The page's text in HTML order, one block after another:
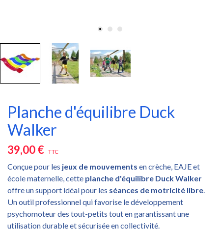
Planche d'équilibre Duck
Walker
39,00 € TTC
Conçue pour les jeux de mouvements en crèche, EAJE et
école maternelle, cette planche d'équilibre Duck Walker
offre un support idéal pour les séances de motricité libre.
Un outil professionnel qui favorise le développement
psychomoteur des tout-petits tout en garantissant une
utilisation durable et sécurisée en collectivité.